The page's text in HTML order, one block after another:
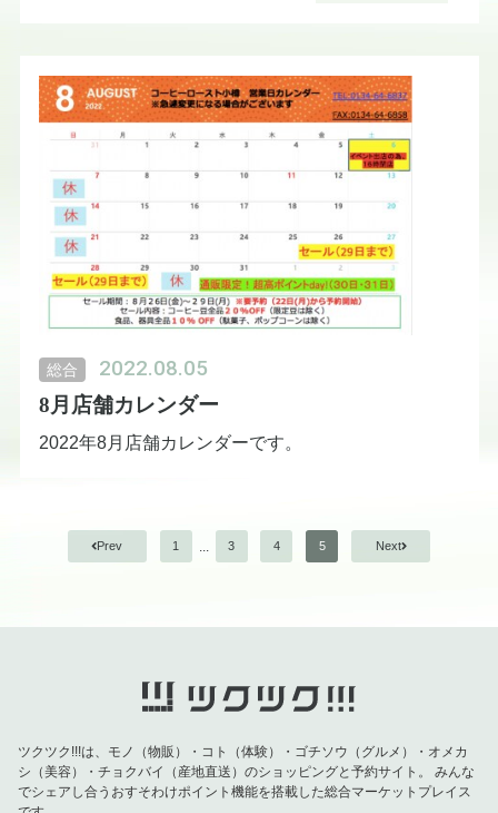
になります。
一笑百福商店内のショップ
・癒しの空間tady
・恐竜ショップのポレポーレ
・木の環
・polku
・松の葉
・ファームさや
総合 2022.08.05
8月店舗カレンダー
2022年8月店舗カレンダーです。
Prev 1 3 4 5 Next
ツクツク!!!は、モノ（物販）・コト（体験）・ゴチソウ（グルメ）・オメカ
シ（美容）・チョクバイ（産地直送）のショッピングと予約サイト。
みんな
でシェアし合うおすそわけポイント機能を搭載した総合マーケットプレイス